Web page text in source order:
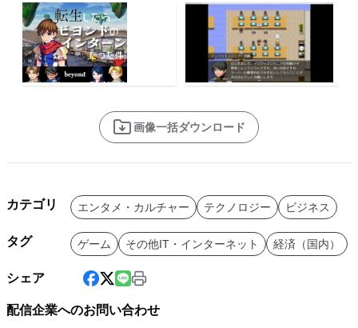
画像一括ダウンロード
カテゴリ エンタメ・カルチャー テクノロジー ビジネス
タグ ゲーム その他IT・インターネット 経済（国内）
シェア
配信企業へのお問い合わせ